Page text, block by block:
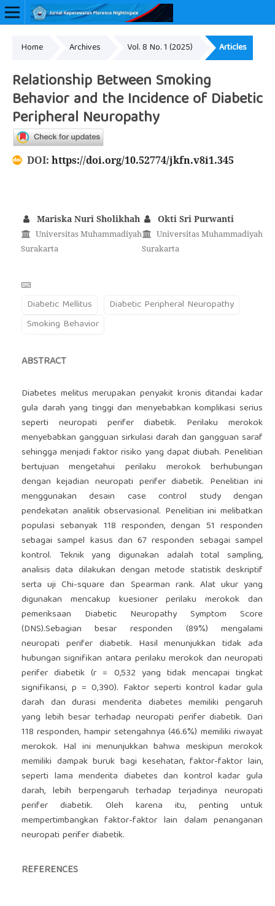
Online ISSN: 2657-0548
Home Archives Vol. 8 No. 1 (2025) Articles
Relationship Between Smoking
Behavior and the Incidence of Diabetic
Peripheral Neuropathy
DOI: https://doi.org/10.52774/jkfn.v8i1.345
Mariska Nuri Sholikhah
Universitas Muhammadiyah
Surakarta
Okti Sri Purwanti
Universitas Muhammadiyah
Surakarta
Diabetic Mellitus
Diabetic Peripheral Neuropathy
Smoking Behavior
ABSTRACT
Diabetes melitus merupakan penyakit kronis ditandai kadar
gula darah yang tinggi dan menyebabkan komplikasi serius
seperti neuropati perifer diabetik. Perilaku merokok
menyebabkan gangguan sirkulasi darah dan gangguan saraf
sehingga menjadi faktor risiko yang dapat diubah. Penelitian
bertujuan mengetahui perilaku merokok berhubungan
dengan kejadian neuropati perifer diabetik. Penelitian ini
menggunakan desain case control study dengan
pendekatan analitik observasional. Penelitian ini melibatkan
populasi sebanyak 118 responden, dengan 51 responden
sebagai sampel kasus dan 67 responden sebagai sampel
kontrol. Teknik yang digunakan adalah total sampling,
analisis data dilakukan dengan metode statistik deskriptif
serta uji Chi-square dan Spearman rank. Alat ukur yang
digunakan mencakup kuesioner perilaku merokok dan
pemeriksaan Diabetic Neuropathy Symptom Score
(DNS).Sebagian besar responden (89%) mengalami
neuropati perifer diabetik. Hasil menunjukkan tidak ada
hubungan signifikan antara perilaku merokok dan neuropati
perifer diabetik (r = 0,532 yang tidak mencapai tingkat
signifikansi, p = 0,390). Faktor seperti kontrol kadar gula
darah dan durasi menderita diabetes memiliki pengaruh
yang lebih besar terhadap neuropati perifer diabetik. Dari
118 responden, hampir setengahnya (46.6%) memiliki riwayat
merokok. Hal ini menunjukkan bahwa meskipun merokok
memiliki dampak buruk bagi kesehatan, faktor-faktor lain,
seperti lama menderita diabetes dan kontrol kadar gula
darah, lebih berpengaruh terhadap terjadinya neuropati
perifer diabetik. Oleh karena itu, penting untuk
mempertimbangkan faktor-faktor lain dalam penanganan
neuropati perifer diabetik.
REFERENCES